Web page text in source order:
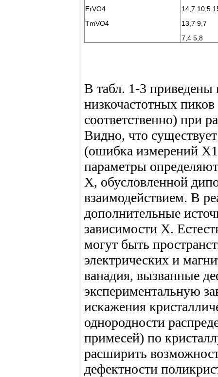
ErVO4
TmVO4
14,7 10,5
13,7 9,7
7,4 5,8
В табл. 1-3
низкочастотных
соответственно) при
Видно, что
(ошибка измерений
параметры
X, обусловленной
взаимодействием. В
дополнительные
зависимости X.
могут быть
электрических и
ванадия, вызванные
экспериментальную
искажения
однородности
примесей) по
расширить
дефектности